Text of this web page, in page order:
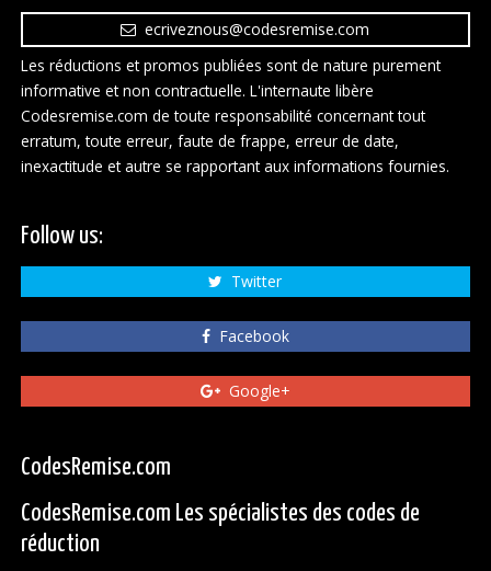
ecriveznous@codesremise.com
Les réductions et promos publiées sont de nature purement
informative et non contractuelle. L'internaute libère
Codesremise.com de toute responsabilité concernant tout
erratum, toute erreur, faute de frappe, erreur de date,
inexactitude et autre se rapportant aux informations fournies.
Follow us:
Twitter
Facebook
Google+
CodesRemise.com
CodesRemise.com Les spécialistes des codes de
réduction